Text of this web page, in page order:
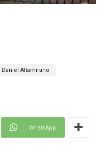
Daniel Altamirano
WhatsApp